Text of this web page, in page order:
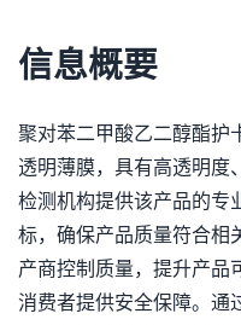
信息概要
聚对苯二甲酸乙二醇酯护
透明薄膜，具有高透明度
检测机构提供该产品的专
标，确保产品质量符合相
产商控制质量，提升产品
消费者提供安全保障。通